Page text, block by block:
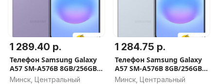
1 289.40 р.
Телефон Samsung Galaxy
A57 SM-A576B 8GB/256GB
(фиолетовый)
Минск, Центральный
1 284.75 р.
Телефон Samsung Galaxy
A57 SM-A576B 8GB/256GB
(голубой)
Минск, Центральный